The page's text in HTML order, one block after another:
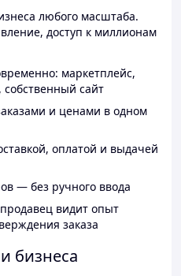
любого масштаба.
доступ к миллионам
маркетплейс,
сайт
и ценами в одном
оплатой и выдачей
— без ручного ввода
видит опыт
заказа
бизнеса